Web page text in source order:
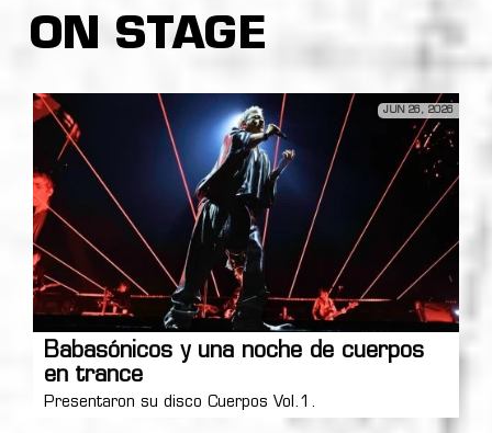
ON STAGE
JUN 26, 2026
Babasónicos y una noche de cuerpos
en trance
Presentaron su disco Cuerpos Vol.1.